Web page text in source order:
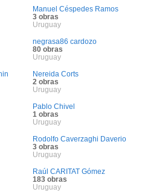
Manuel Céspedes Ramos
3 obras
Uruguay
negrasa86 cardozo
80 obras
Uruguay
Nereida Corts
2 obras
Uruguay
Pablo Chivel
1 obras
Uruguay
Rodolfo Caverzaghi Daverio
3 obras
Uruguay
Raúl CARITAT Gómez
183 obras
Uruguay